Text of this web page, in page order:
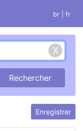
br | fr
Enregistrer